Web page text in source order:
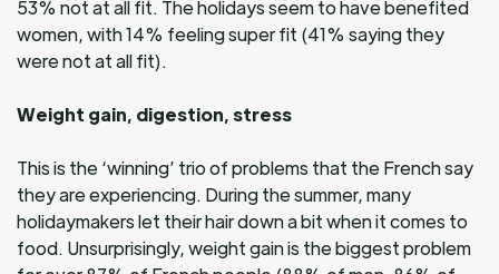
53% not at all fit. The holidays seem to have benefited
women, with 14% feeling super fit (41% saying they
were not at all fit).
Weight gain, digestion, stress
This is the ‘winning’ trio of problems that the French say
they are experiencing. During the summer, many
holidaymakers let their hair down a bit when it comes to
food. Unsurprisingly, weight gain is the biggest problem